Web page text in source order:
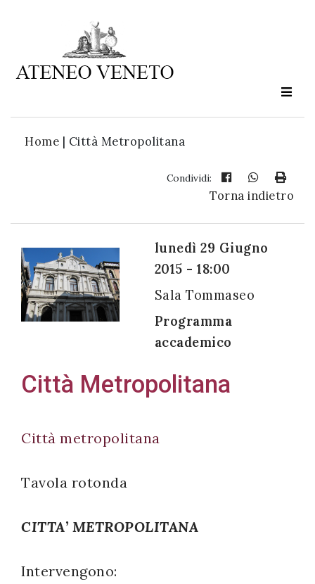
Home | Città Metropolitana
Condividi:
Torna indietro
lunedì 29 Giugno
2015 - 18:00
Sala Tommaseo
Programma
accademico
Città Metropolitana
Città metropolitana
Tavola rotonda
CITTA’ METROPOLITANA
Intervengono:
Ateneo
è
cultura
newsletter:
Acconsento
miei dati
legislativo